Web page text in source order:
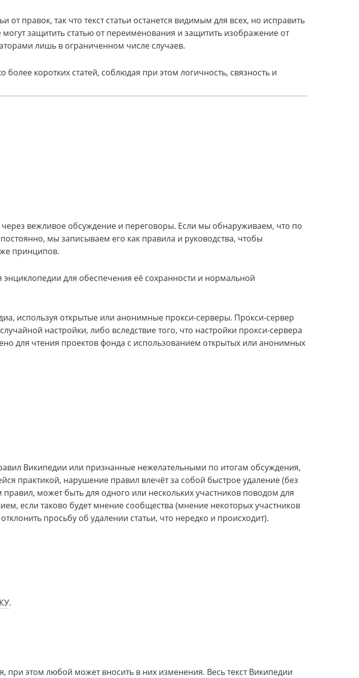
правок, так что текст статьи останется видимым для всех, но исправить
защитить статью от переименования и защитить изображение от
лишь в ограниченном числе случаев.
коротких статей, соблюдая при этом логичность, связность и
через вежливое обсуждение и переговоры. Если мы обнаруживаем, что по
мы записываем его как правила и руководства, чтобы
принципов.
для обеспечения её сохранности и нормальной
используя открытые или анонимные прокси-серверы. Прокси-сервер
настройки, либо вследствие того, что настройки прокси-сервера
для чтения проектов фонда с использованием открытых или анонимных
Википедии или признанные нежелательными по итогам обсуждения,
практикой, нарушение правил влечёт за собой быстрое удаление (без
может быть для одного или нескольких участников поводом для
если таково будет мнение сообщества (мнение некоторых участников
просьбу об удалении статьи, что нередко и происходит).
.
этом любой может вносить в них изменения. Весь текст Википедии